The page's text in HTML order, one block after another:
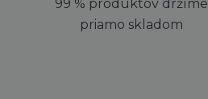
99 % produktov držíme
priamo skladom